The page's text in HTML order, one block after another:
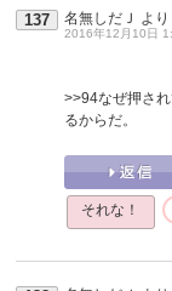
137 名無しだＪ より
2016年12月10日
>>94なぜ押さ
るからだ。
それな！